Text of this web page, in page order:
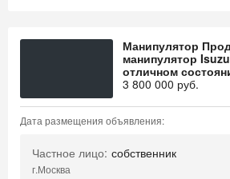
Манипулятор
манипулятор
отличном
3 800 000 руб.
Дата размещения объявления:
Частное лицо: собственник
г.Москва